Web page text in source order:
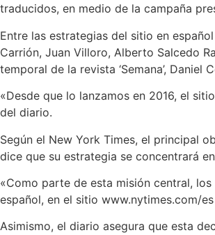
traducidos, en medio de la campaña
Entre las estrategias del sitio en
Carrión, Juan Villoro, Alberto Salcedo
temporal de la revista ‘Semana’,
«Desde que lo lanzamos en 2016, el
del diario.
Según el New York Times, el principal
dice que su estrategia se concentrará
«Como parte de esta misión central,
español, en el sitio www.nytimes.com/
Asimismo, el diario asegura que esta